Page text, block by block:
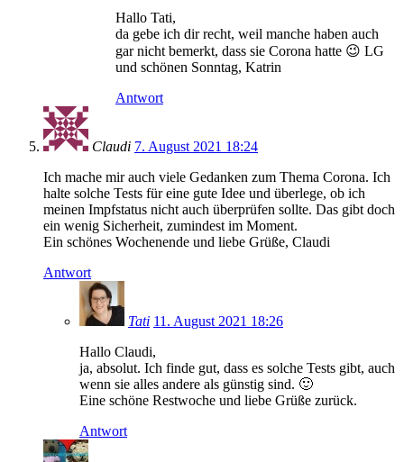
Hallo Tati,
da gebe ich dir recht, weil manche haben auch
gar nicht bemerkt, dass sie Corona hatte 😉 LG
und schönen Sonntag, Katrin
Antwort
Claudi 7. August 2021 18:24
Ich mache mir auch viele Gedanken zum Thema Corona. Ich
halte solche Tests für eine gute Idee und überlege, ob ich
meinen Impfstatus nicht auch überprüfen sollte. Das gibt doch
ein wenig Sicherheit, zumindest im Moment.
Ein schönes Wochenende und liebe Grüße, Claudi
Antwort
Tati 11. August 2021 18:26
Hallo Claudi,
ja, absolut. Ich finde gut, dass es solche Tests gibt, auch
wenn sie alles andere als günstig sind. 🙂
Eine schöne Restwoche und liebe Grüße zurück.
Antwort